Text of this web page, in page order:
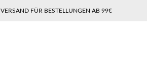
VERSAND FÜR BESTELLUNGEN AB 99€